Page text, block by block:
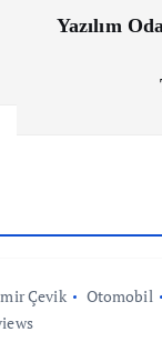
Yazılım
Çevik Otomobil